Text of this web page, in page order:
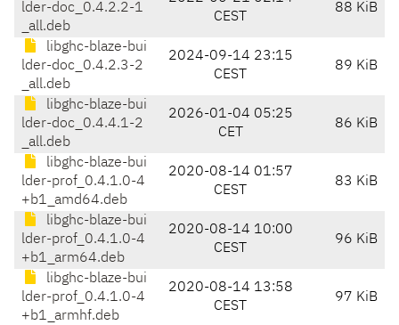
lder-doc_0.4.2.2-1
_all.deb
CEST
88 KiB
libghc-blaze-bui
lder-doc_0.4.2.3-2
_all.deb
2024-09-14 23:15
CEST
89 KiB
libghc-blaze-bui
lder-doc_0.4.4.1-2
_all.deb
2026-01-04 05:25
CET
86 KiB
libghc-blaze-bui
lder-prof_0.4.1.0-4
+b1_amd64.deb
2020-08-14 01:57
CEST
83 KiB
libghc-blaze-bui
lder-prof_0.4.1.0-4
+b1_arm64.deb
2020-08-14 10:00
CEST
96 KiB
libghc-blaze-bui
lder-prof_0.4.1.0-4
+b1_armhf.deb
2020-08-14 13:58
CEST
97 KiB